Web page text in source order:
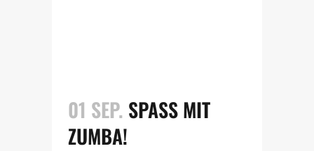
01 SEP. SPASS MIT Z
UMBA!